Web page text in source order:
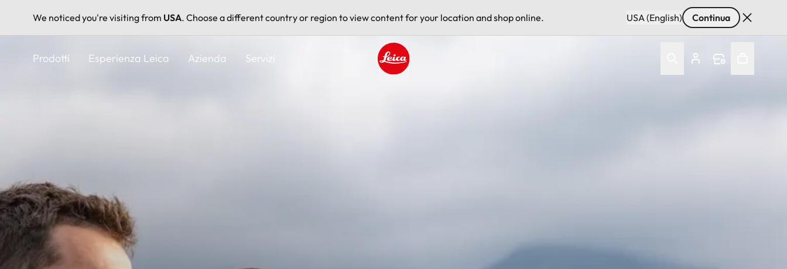
We noticed you're visiting from USA. Choose a different country or region to view content for your location and shop online. USA (English) Continua
Prodotti Esperienza Leica Azienda Servizi